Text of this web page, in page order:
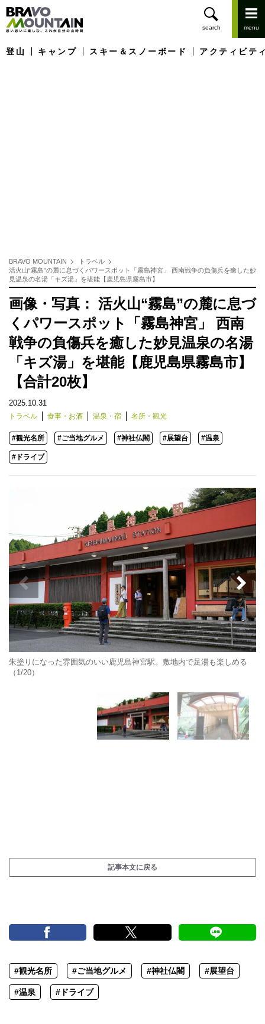
登山 キャンプ スキー＆スノーボード アクティビテ
BRAVO MOUNTAIN
トラベル
活火山“霧島”の麓に息づくパワースポット「霧島神宮」 西南戦争の負傷兵を癒した妙
見温泉の名湯「キズ湯」を堪能【鹿児島県霧島市】
画像・写真： 活火山“霧島”の麓に息づ
くパワースポット「霧島神宮」 西南
戦争の負傷兵を癒した妙見温泉の名湯
「キズ湯」を堪能【鹿児島県霧島市】
【合計20枚】
2025.10.31
トラベル 食事・お酒 温泉・宿 名所・観光
#観光名所 #ご当地グルメ #神社仏閣 #展望台 #温泉
#ドライブ
朱塗りになった雰囲気のいい鹿児島神宮駅。敷地内で足湯も楽しめる
（1/20）
記事本文に戻る
#観光名所 #ご当地グルメ #神社仏閣 #展望台
#温泉 #ドライブ